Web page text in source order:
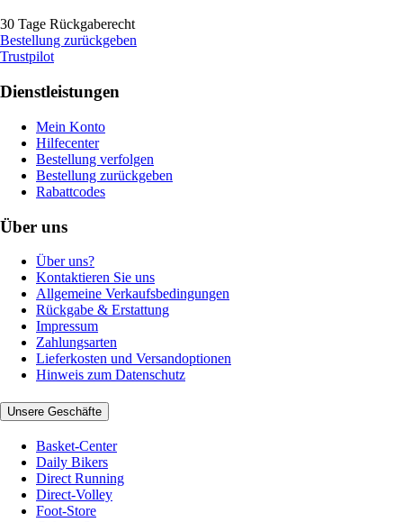
30 Tage Rückgaberecht
Bestellung zurückgeben
Trustpilot
Dienstleistungen
Mein Konto
Hilfecenter
Bestellung verfolgen
Bestellung zurückgeben
Rabattcodes
Über uns
Über uns?
Kontaktieren Sie uns
Allgemeine Verkaufsbedingungen
Rückgabe & Erstattung
Impressum
Zahlungsarten
Lieferkosten und Versandoptionen
Hinweis zum Datenschutz
Unsere Geschäfte
Basket-Center
Daily Bikers
Direct Running
Direct-Volley
Foot-Store